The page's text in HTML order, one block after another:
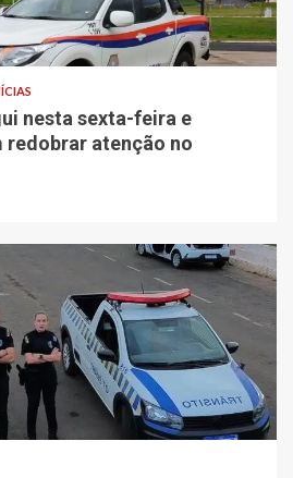
nesta sexta-feira e
atenção no